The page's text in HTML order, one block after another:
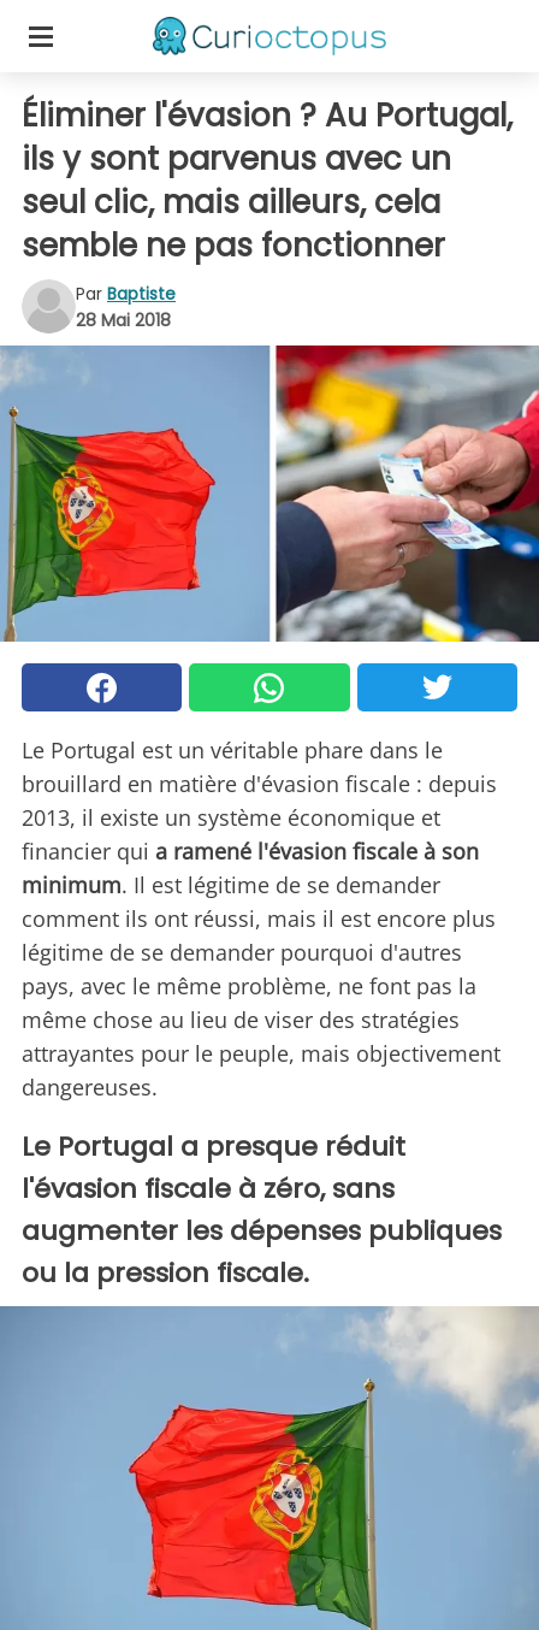
Éliminer l'évasion ? Au Portugal,
ils y sont parvenus avec un
seul clic, mais ailleurs, cela
semble ne pas fonctionner
Par Baptiste
28 Mai 2018
Le Portugal est un véritable phare dans le
brouillard en matière d'évasion fiscale : depuis
2013, il existe un système économique et
financier qui a ramené l'évasion fiscale à son
minimum. Il est légitime de se demander
comment ils ont réussi, mais il est encore plus
légitime de se demander pourquoi d'autres
pays, avec le même problème, ne font pas la
même chose au lieu de viser des stratégies
attrayantes pour le peuple, mais objectivement
dangereuses.
Le Portugal a presque réduit
l'évasion fiscale à zéro, sans
augmenter les dépenses publiques
ou la pression fiscale.